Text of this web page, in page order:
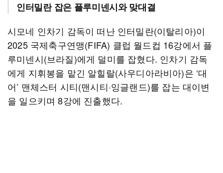
인터밀란 잡은 플루미넨시와 맞대결
시모네 인차기 감독이 떠난 인터밀란(이탈리아)이
2025 국제축구연맹(FIFA) 클럽 월드컵 16강에서 플
루미넨시(브라질)에게 덜미를 잡혔다. 인차기 감독
에게 지휘봉을 맡긴 알힐랄(사우디아라비아)은 ‘대
어’ 맨체스터 시티(맨시티·잉글랜드)를 잡는 대이변
을 일으키며 8강에 진출했다.